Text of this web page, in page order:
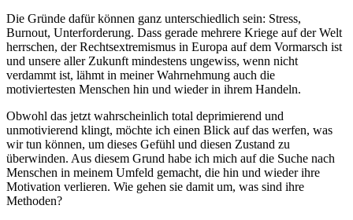
Die Gründe dafür können ganz unterschiedlich sein: Stress,
Burnout, Unterforderung. Dass gerade mehrere Kriege auf der Welt
herrschen, der Rechtsextremismus in Europa auf dem Vormarsch ist
und unsere aller Zukunft mindestens ungewiss, wenn nicht
verdammt ist, lähmt in meiner Wahrnehmung auch die
motiviertesten Menschen hin und wieder in ihrem Handeln.
Obwohl das jetzt wahrscheinlich total deprimierend und
unmotivierend klingt, möchte ich einen Blick auf das werfen, was
wir tun können, um dieses Gefühl und diesen Zustand zu
überwinden. Aus diesem Grund habe ich mich auf die Suche nach
Menschen in meinem Umfeld gemacht, die hin und wieder ihre
Motivation verlieren. Wie gehen sie damit um, was sind ihre
Methoden?